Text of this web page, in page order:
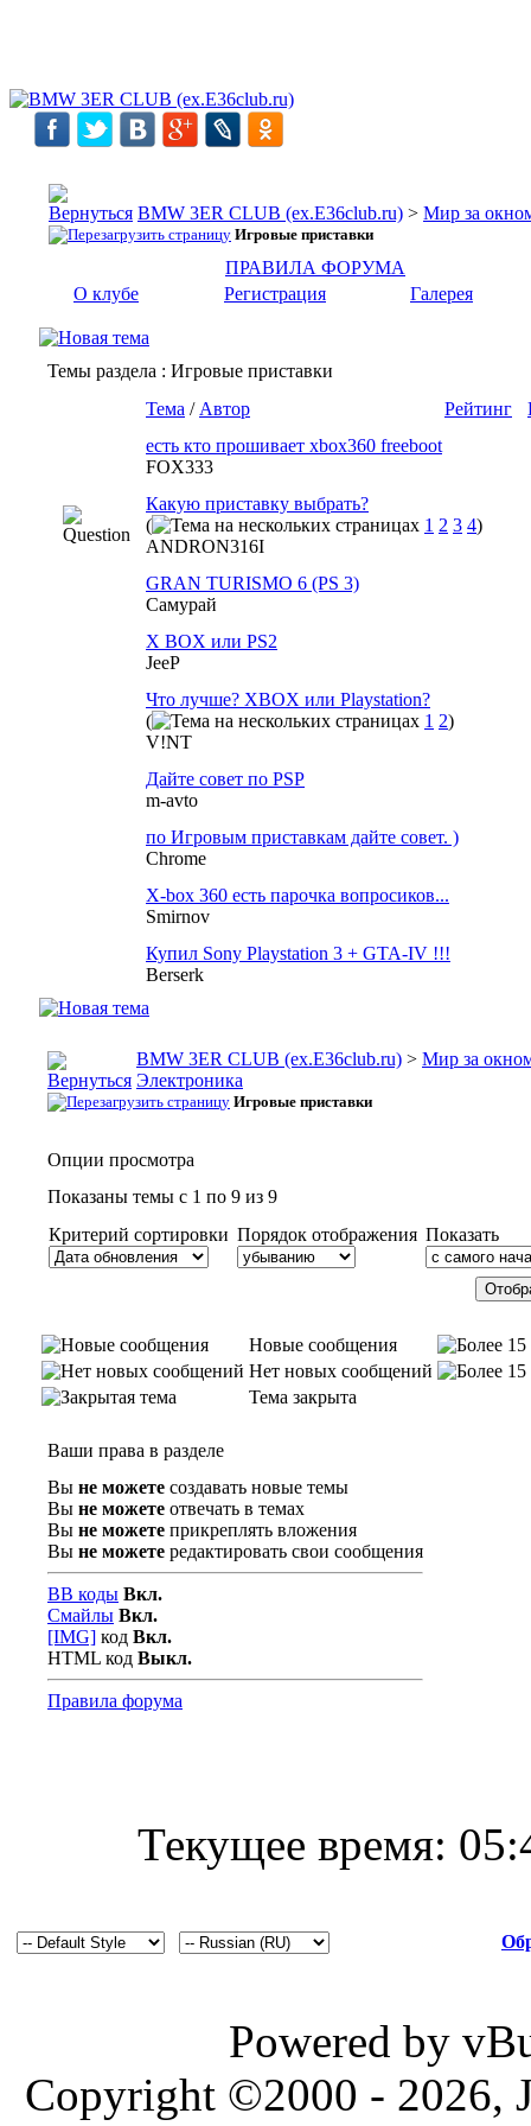
BMW 3ER CLUB (ex.E36club.ru) > Мир за
Игровые приставки
ПРАВИЛА ФОРУМА
О клубе
Регистрация Галерея
Темы раздела : Игровые приставки
Рейтинг
Тема / Автор
есть кто прошивает xbox360 freeboot
FOX333
Какую приставку выбрать?
(
1 2 3 4)
ANDRON316I
GRAN TURISMO 6 (PS 3)
Самурай
X BOX или PS2
JeeP
Что лучше? XBOX или Playstation?
(
1 2)
V!NT
Дайте совет по PSP
m-avto
по Игровым приставкам дайте совет. )
Chrome
X-box 360 есть парочка вопросиков...
Smirnov
Купил Sony Playstation 3 + GTA-IV !!!
Berserk
BMW 3ER CLUB (ex.E36club.ru) > Мир за
Электроника
Игровые приставки
Опции просмотра
Показаны темы с 1 по 9 из 9
Критерий сортировки Порядок отображения Показать
Новые сообщения
Нет новых сообщений
Тема закрыта
Ваши права в разделе
Вы не можете создавать новые темы
Вы не можете отвечать в темах
Вы не можете прикреплять вложения
Вы не можете редактировать свои сообщения
BB коды Вкл.
Смайлы Вкл.
[IMG] код Вкл.
HTML код Выкл.
Правила форума
Текущее время:
Powered by
Copyright ©2000 - 2026,